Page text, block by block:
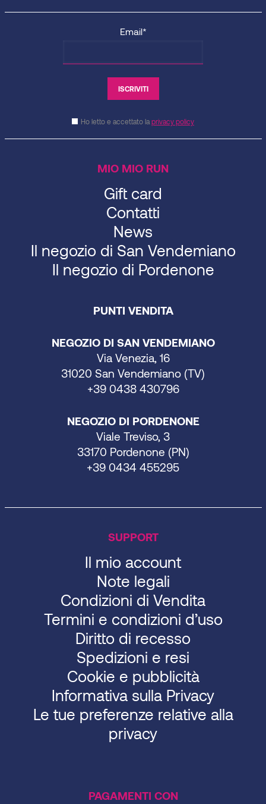
Email*
Ho letto e accettato la privacy policy
MIO MIO RUN
Gift card
Contatti
News
Il negozio di San Vendemiano
Il negozio di Pordenone
PUNTI VENDITA
NEGOZIO DI SAN VENDEMIANO
Via Venezia, 16
31020 San Vendemiano (TV)
+39 0438 430796
NEGOZIO DI PORDENONE
Viale Treviso, 3
33170 Pordenone (PN)
+39 0434 455295
SUPPORT
Il mio account
Note legali
Condizioni di Vendita
Termini e condizioni d’uso
Diritto di recesso
Spedizioni e resi
Cookie e pubblicità
Informativa sulla Privacy
Le tue preferenze relative alla
privacy
PAGAMENTI CON